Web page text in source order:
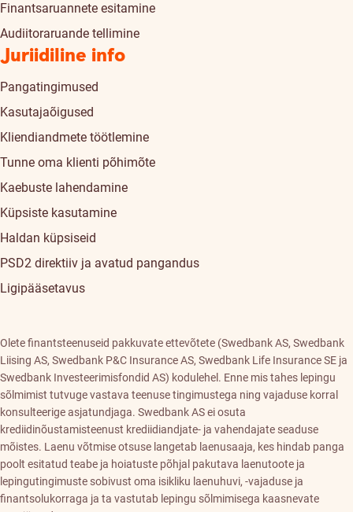
Finantsaruannete esitamine
Audiitoraruande tellimine
Juriidiline info
Pangatingimused
Kasutajaõigused
Kliendiandmete töötlemine
Tunne oma klienti põhimõte
Kaebuste lahendamine
Küpsiste kasutamine
Haldan küpsiseid
PSD2 direktiiv ja avatud pangandus
Ligipääsetavus
Olete finantsteenuseid pakkuvate ettevõtete (Swedbank AS, Swedbank
Liising AS, Swedbank P&C Insurance AS, Swedbank Life Insurance SE ja
Swedbank Investeerimisfondid AS) kodulehel. Enne mis tahes lepingu
sõlmimist tutvuge vastava teenuse tingimustega ning vajaduse korral
konsulteerige asjatundjaga. Swedbank AS ei osuta
krediidinõustamisteenust krediidiandjate- ja vahendajate seaduse
mõistes. Laenu võtmise otsuse langetab laenusaaja, kes hindab panga
poolt esitatud teabe ja hoiatuste põhjal pakutava laenutoote ja
lepingutingimuste sobivust oma isikliku laenuhuvi, -vajaduse ja
finantsolukorraga ja ta vastutab lepingu sõlmimisega kaasnevate